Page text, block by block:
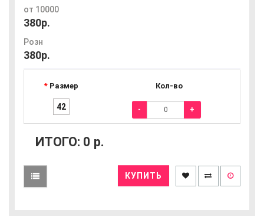
от 10000
380р.
Розн
380р.
Размер Кол-во
42 - +
ИТОГО: 0 р.
КУПИТЬ